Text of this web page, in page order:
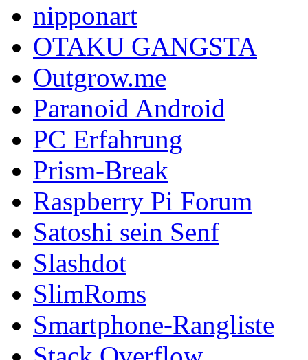
nipponart
OTAKU GANGSTA
Outgrow.me
Paranoid Android
PC Erfahrung
Prism-Break
Raspberry Pi Forum
Satoshi sein Senf
Slashdot
SlimRoms
Smartphone-Rangliste